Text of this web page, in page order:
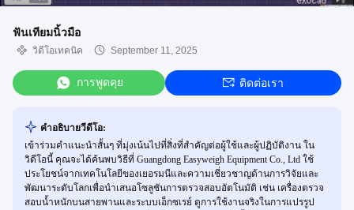
ฟันเทียมนิ้วมือ
วิดีโอเทคนิค September 11, 2025
การพูดคุย ติดต่อเรา
คําอธิบายวีดีโอ:
เข้าร่วมคำแนะนำสั้นๆ ที่มุ่งเน้นไปที่สิ่งที่สำคัญต่อผู้ใช้และผู้ปฏิบัติงาน ใน
วิดีโอนี้ คุณจะได้ค้นพบวิธีที่ Guangdong Easyweigh Equipment Co., Ltd ใช้
ประโยชน์จากเทคโนโลยีของเยอรมนีและความเชี่ยวชาญด้านการวิจัยและ
พัฒนาระดับโลกเพื่อนำเสนอโซลูชันการตรวจสอบอัตโนมัติ เช่น เครื่องตรวจ
สอบน้ำหนักบนสายพานและระบบเอ็กซเรย์ ดูการใช้งานจริงในการแปรรูป